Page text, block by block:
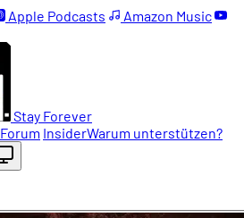
Apple Podcasts
Amazon Music
Stay Forever
Forum InsiderWarum unterstützen?